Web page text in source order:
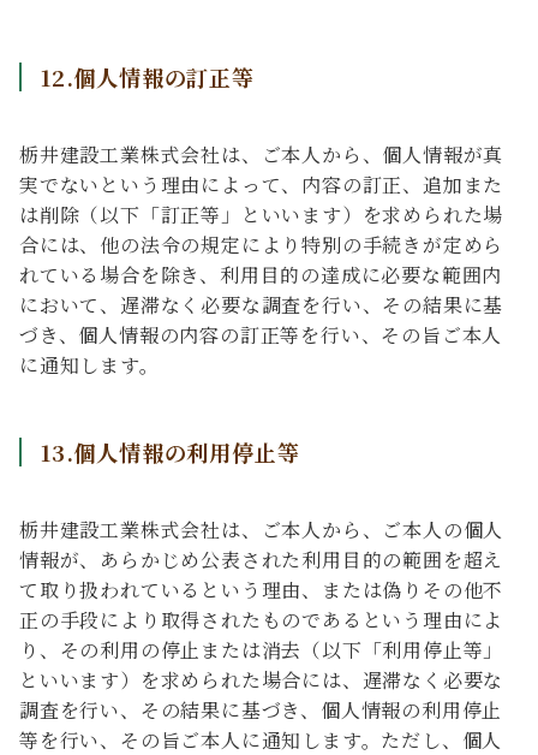
12.個人情報の訂正等
栃井建設工業株式会社は、ご本人から、個人情報が真
実でないという理由によって、内容の訂正、追加また
は削除（以下「訂正等」といいます）を求められた場
合には、他の法令の規定により特別の手続きが定めら
れている場合を除き、利用目的の達成に必要な範囲内
において、遅滞なく必要な調査を行い、その結果に基
づき、個人情報の内容の訂正等を行い、その旨ご本人
に通知します。
13.個人情報の利用停止等
栃井建設工業株式会社は、ご本人から、ご本人の個人
情報が、あらかじめ公表された利用目的の範囲を超え
て取り扱われているという理由、または偽りその他不
正の手段により取得されたものであるという理由によ
り、その利用の停止または消去（以下「利用停止等」
といいます）を求められた場合には、遅滞なく必要な
調査を行い、その結果に基づき、個人情報の利用停止
等を行い、その旨ご本人に通知します。ただし、個人